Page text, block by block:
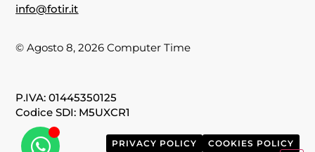
info@fotir.it
© Agosto 8, 2026 Computer Time
P.IVA: 01445350125
Codice SDI: M5UXCR1
PRIVACY POLICY COOKIES POLICY